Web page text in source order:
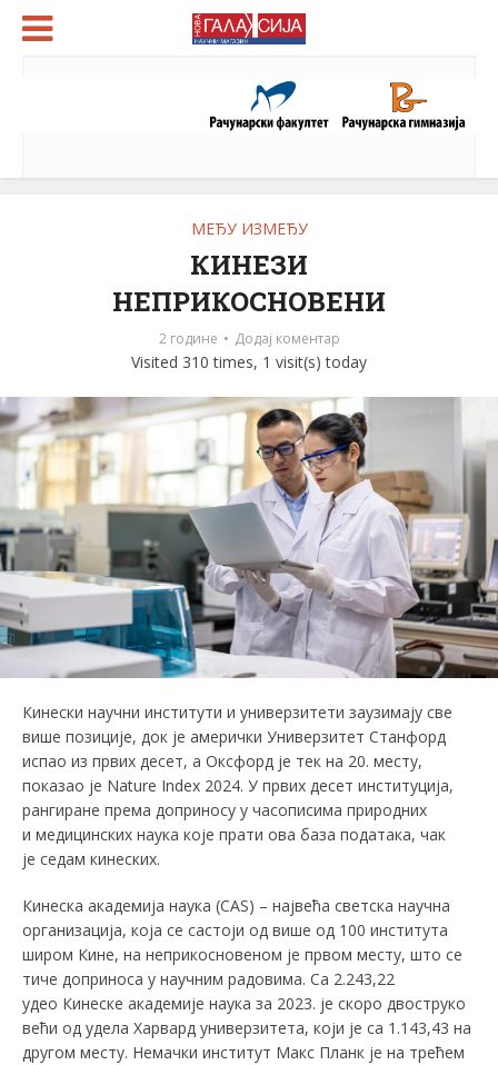
МЕЂУ ИЗМЕЂУ
КИНЕЗИ
НЕПРИКОСНОВЕНИ
2 године Додај коментар
Visited 310 times, 1 visit(s) today
Кинески научни институти и универзитети заузимају све
више позиције, док је амерички Универзитет Станфорд
испао из првих десет, а Оксфорд је тек на 20. месту,
показао је Nature Index 2024. У првих десет институција,
рангиране према доприносу у часописима природних
и медицинских наука које прати ова база података, чак
је седам кинеских.
Кинеска академија наука (CAS) – највећа светска научна
организација, која се састоји од више од 100 института
широм Кине, на неприкосновеном је првом месту, што се
тиче доприноса у научним радовима. Са 2.243,22
удео Кинеске академије наука за 2023. је скоро двоструко
већи од удела Харвард универзитета, који је са 1.143,43 на
другом месту. Немачки институт Макс Планк је на трећем